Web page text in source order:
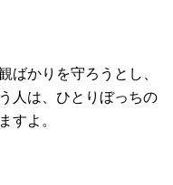
ばかりを守ろうとし、
人は、ひとりぼっちの
すよ。